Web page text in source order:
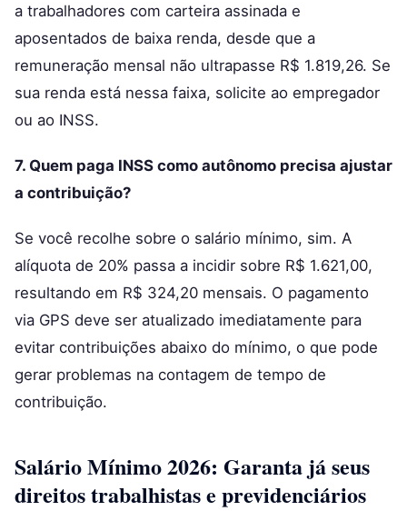
a trabalhadores com carteira assinada e
aposentados de baixa renda, desde que a
remuneração mensal não ultrapasse R$ 1.819,26. Se
sua renda está nessa faixa, solicite ao empregador
ou ao INSS.
7. Quem paga INSS como autônomo precisa ajustar
a contribuição?
Se você recolhe sobre o salário mínimo, sim. A
alíquota de 20% passa a incidir sobre R$ 1.621,00,
resultando em R$ 324,20 mensais. O pagamento
via GPS deve ser atualizado imediatamente para
evitar contribuições abaixo do mínimo, o que pode
gerar problemas na contagem de tempo de
contribuição.
Salário Mínimo 2026: Garanta já seus
direitos trabalhistas e previdenciários